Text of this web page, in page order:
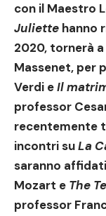
con il Maestro
Juliette hanno
2020, tornerà
Massenet, per
Verdi eIl
professor
recentemente
incontri suLa
saranno
Mozart e The
professor